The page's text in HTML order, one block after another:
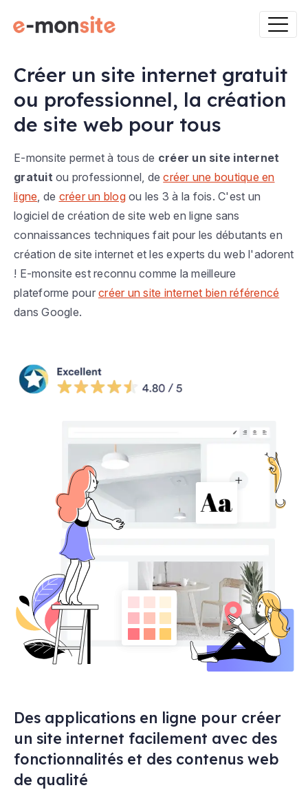
Créer un site internet gratuit
ou professionnel, la création
de site web pour tous
E-monsite permet à tous de créer un site internet
gratuit ou professionnel, decréer une boutique en
ligne , de créer un blogou les 3 à la fois. C'est un
logiciel de création de site web en ligne sans
connaissances techniques fait pour les débutants en
création de site internet et les experts du web l'adorent
! E-monsite est reconnu comme la meilleure
plateforme pour créer un site internet bien référencé
dans Google.
Des applications en ligne pour créer
un site internet facilement avec des
fonctionnalités et des contenus web
de qualité